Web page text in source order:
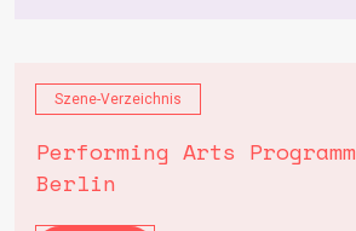
Szene-Verzeichnis
Performing Arts Programm
Berlin